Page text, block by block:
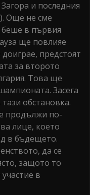
и последния
Още не сме
в първия
ще повлияе
предстоят
за второто
Това ще
Засега
обстановка.
продължи по-
лице, което
в бъдещето.
да се
защото то
в